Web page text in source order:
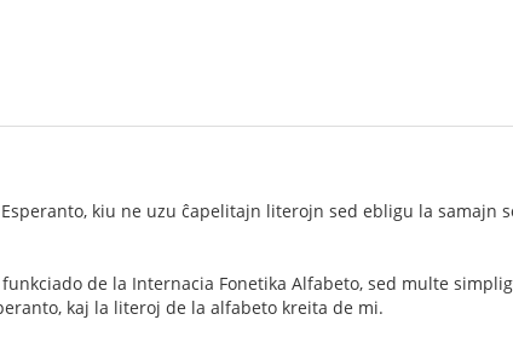
kiu ne uzu ĉapelitajn literojn sed ebligu la samajn
de la Internacia Fonetika Alfabeto, sed multe
kaj la literoj de la alfabeto kreita de mi.